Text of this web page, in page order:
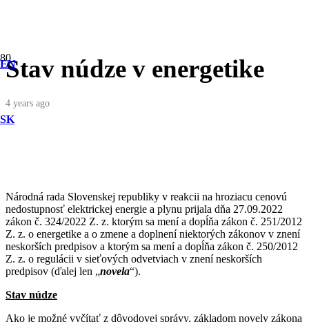
EN
SK
Stav núdze v energetike
4 years ago
Národná rada Slovenskej republiky v reakcii na hroziacu cenovú
nedostupnosť elektrickej energie a plynu prijala dňa 27.09.2022
zákon č. 324/2022 Z. z. ktorým sa mení a dopĺňa zákon č. 251/2012
Z. z. o energetike a o zmene a doplnení niektorých zákonov v znení
neskorších predpisov a ktorým sa mení a dopĺňa zákon č. 250/2012
Z. z. o regulácii v sieťových odvetviach v znení neskorších
predpisov (ďalej len „novela“).
Stav núdze
Ako je možné vyčítať z dôvodovej správy, základom novely zákona